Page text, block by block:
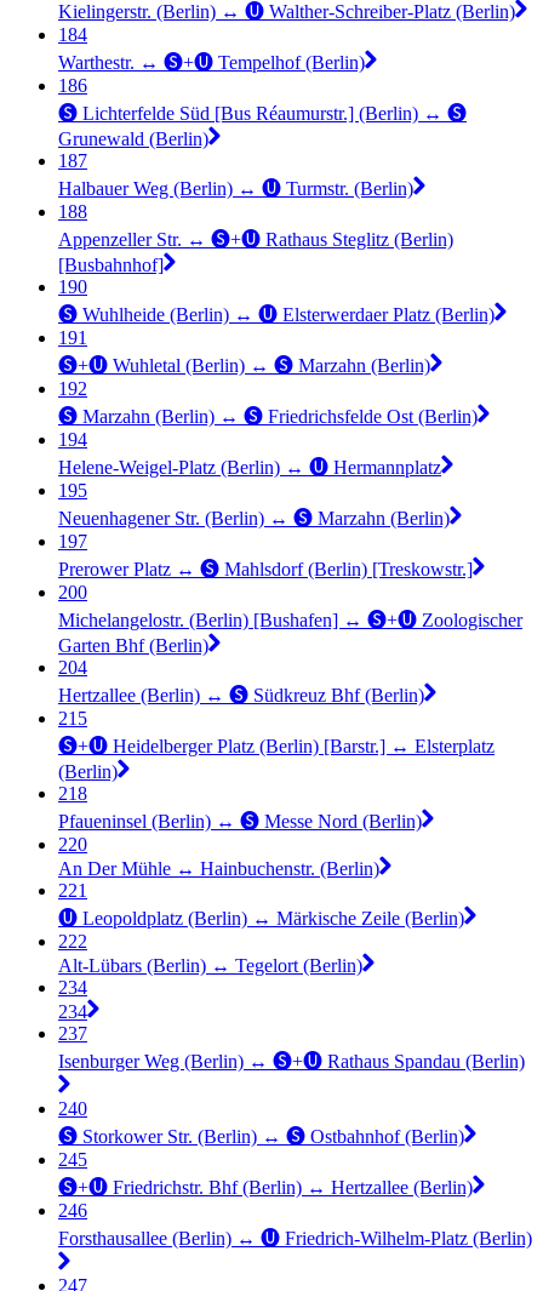
Kielingerstr. (Berlin) ↔︎ 🅤 Walther-Schreiber-Platz (Berlin)
184
Warthestr. ↔︎ 🅢+🅤 Tempelhof (Berlin)
186
🅢 Lichterfelde Süd [Bus Réaumurstr.] (Berlin) ↔︎ 🅢
Grunewald (Berlin)
187
Halbauer Weg (Berlin) ↔︎ 🅤 Turmstr. (Berlin)
188
Appenzeller Str. ↔︎ 🅢+🅤 Rathaus Steglitz (Berlin)
[Busbahnhof]
190
🅢 Wuhlheide (Berlin) ↔︎ 🅤 Elsterwerdaer Platz (Berlin)
191
🅢+🅤 Wuhletal (Berlin) ↔︎ 🅢 Marzahn (Berlin)
192
🅢 Marzahn (Berlin) ↔︎ 🅢 Friedrichsfelde Ost (Berlin)
194
Helene-Weigel-Platz (Berlin) ↔︎ 🅤 Hermannplatz
195
Neuenhagener Str. (Berlin) ↔︎ 🅢 Marzahn (Berlin)
197
Prerower Platz ↔︎ 🅢 Mahlsdorf (Berlin) [Treskowstr.]
200
Michelangelostr. (Berlin) [Bushafen] ↔︎ 🅢+🅤 Zoologischer
Garten Bhf (Berlin)
204
Hertzallee (Berlin) ↔︎ 🅢 Südkreuz Bhf (Berlin)
215
🅢+🅤 Heidelberger Platz (Berlin) [Barstr.] ↔︎ Elsterplatz
(Berlin)
218
Pfaueninsel (Berlin) ↔︎ 🅢 Messe Nord (Berlin)
220
An Der Mühle ↔︎ Hainbuchenstr. (Berlin)
221
🅤 Leopoldplatz (Berlin) ↔︎ Märkische Zeile (Berlin)
222
Alt-Lübars (Berlin) ↔︎ Tegelort (Berlin)
234
234
237
Isenburger Weg (Berlin) ↔︎ 🅢+🅤 Rathaus Spandau (Berlin)
240
🅢 Storkower Str. (Berlin) ↔︎ 🅢 Ostbahnhof (Berlin)
245
🅢+🅤 Friedrichstr. Bhf (Berlin) ↔︎ Hertzallee (Berlin)
246
Forsthausallee (Berlin) ↔︎ 🅤 Friedrich-Wilhelm-Platz (Berlin)
247